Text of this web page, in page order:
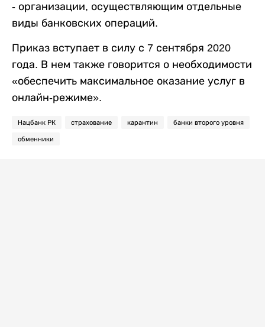
- организации, осуществляющим отдельные
виды банковских операций.
Приказ вступает в силу с 7 сентября 2020
года. В нем также говорится о необходимости
«обеспечить максимальное оказание услуг в
онлайн-режиме».
Нацбанк РК страхование карантин банки второго уровня
обменники